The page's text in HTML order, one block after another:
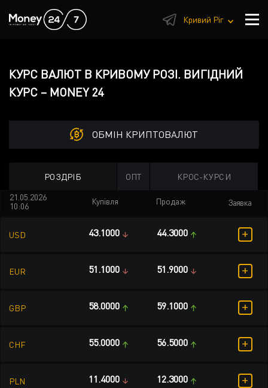
Кривий Ріг
КУРС ВАЛЮТ В КРИВОМУ РОЗІ. ВИГІДНИЙ
КУРС – MONEY 24
РОЗДРІБ ОПТ КРОС-КУРСИ
ОБМІН КРИПТОВАЛЮТ
21.05.2026
10:06
Купівля Продаж Заявка
USD 43.1000 44.3000 +
EUR 51.1000 51.9000 +
GBP 58.0000 59.1000 +
CHF 55.0000 56.5000 +
PLN 11.4000 12.3000 +